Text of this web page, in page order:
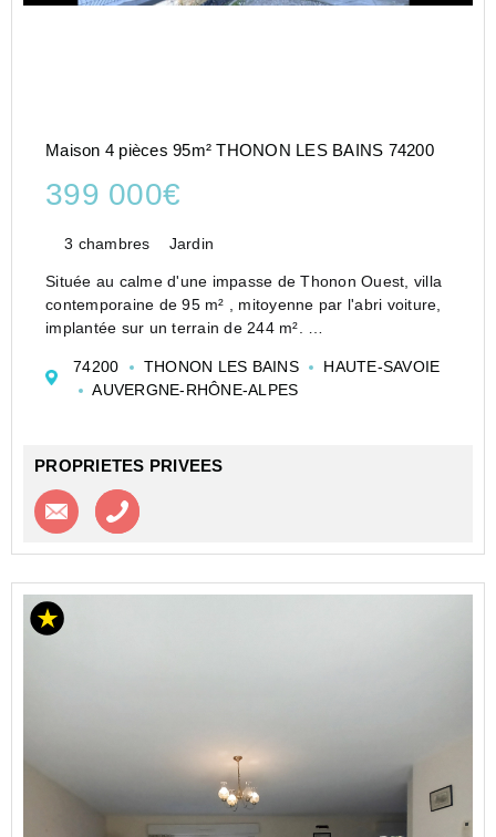
Maison 4 pièces 95m² THONON LES BAINS 74200
399 000€
3 chambres Jardin
Située au calme d'une impasse de Thonon Ouest, villa
contemporaine de 95 m² , mitoyenne par l'abri voiture,
implantée sur un terrain de 244 m².
d'entrée avec WC visiteur, une grande pièce d...
74200 THONON LES BAINS
HAUTE-SAVOIE
AUVERGNE-RHÔNE-ALPES
PROPRIETES PRIVEES
Contacter l'agence